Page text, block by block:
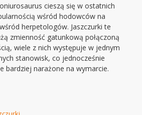
cieszą się w ostatnich
wśród hodowców na
herpetologów. Jaszczurki te
zmienność gatunkową połączoną
wiele z nich występuje w jednym
stanowisk, co jednocześnie
bardziej narażone na wymarcie.